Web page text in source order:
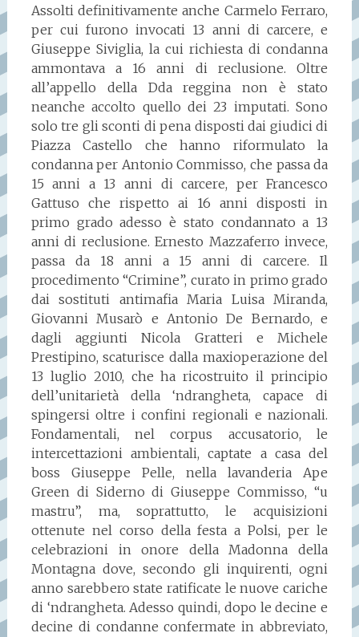
Assolti definitivamente anche Carmelo Ferraro,
per cui furono invocati 13 anni di carcere, e
Giuseppe Siviglia, la cui richiesta di condanna
ammontava a 16 anni di reclusione. Oltre
all’appello della Dda reggina non è stato
neanche accolto quello dei 23 imputati. Sono
solo tre gli sconti di pena disposti dai giudici di
Piazza Castello che hanno riformulato la
condanna per Antonio Commisso, che passa da
15 anni a 13 anni di carcere, per Francesco
Gattuso che rispetto ai 16 anni disposti in
primo grado adesso è stato condannato a 13
anni di reclusione. Ernesto Mazzaferro invece,
passa da 18 anni a 15 anni di carcere. Il
procedimento “Crimine”, curato in primo grado
dai sostituti antimafia Maria Luisa Miranda,
Giovanni Musarò e Antonio De Bernardo, e
dagli aggiunti Nicola Gratteri e Michele
Prestipino, scaturisce dalla maxioperazione del
13 luglio 2010, che ha ricostruito il principio
dell’unitarietà della ‘ndrangheta, capace di
spingersi oltre i confini regionali e nazionali.
Fondamentali, nel corpus accusatorio, le
intercettazioni ambientali, captate a casa del
boss Giuseppe Pelle, nella lavanderia Ape
Green di Siderno di Giuseppe Commisso, “u
mastru”, ma, soprattutto, le acquisizioni
ottenute nel corso della festa a Polsi, per le
celebrazioni in onore della Madonna della
Montagna dove, secondo gli inquirenti, ogni
anno sarebbero state ratificate le nuove cariche
di ‘ndrangheta. Adesso quindi, dopo le decine e
decine di condanne confermate in abbreviato,